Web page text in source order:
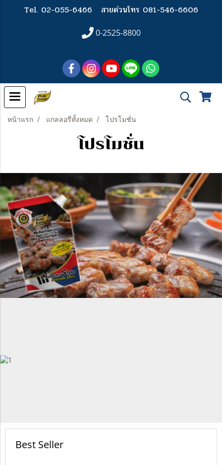
Tel. 02-055-6466 สายด่วนโทร 081-546-6606
0-2525-8800
หน้าแรก แกลลอรี่ทั้งหมด โปรโมชั่น
โปรโมชั่น
Best Seller